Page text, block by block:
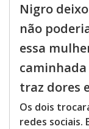
Nigro
não
essa
traz dores
Os dois
redes sociais.